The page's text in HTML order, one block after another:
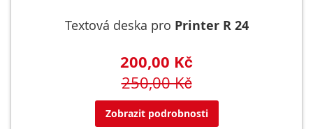
Textová deska pro Printer R 24
200,00 Kč
250,00 Kč
Zobrazit podrobnosti